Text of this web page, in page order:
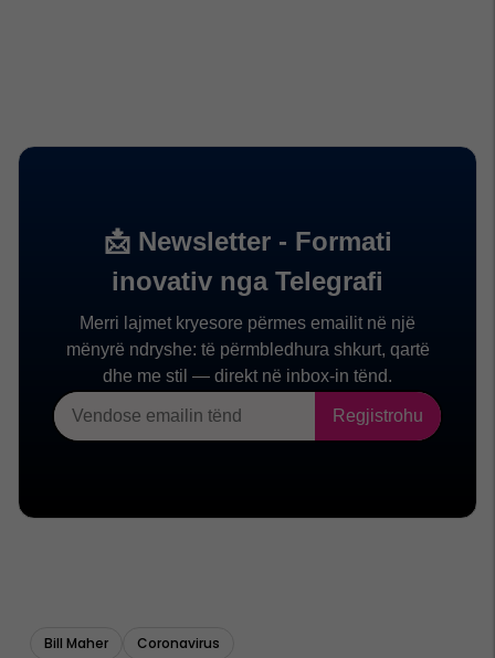
Bill Maher Coronavirus